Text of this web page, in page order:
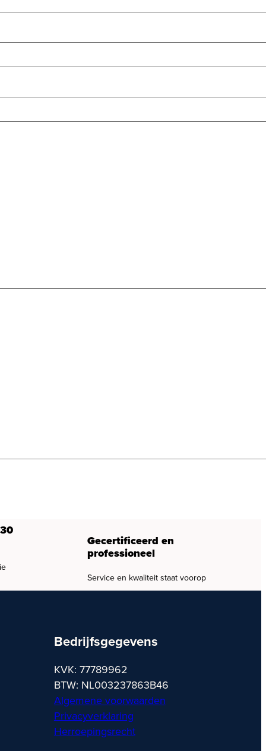
Gecertificeerd en
professioneel
Service en kwaliteit staat voorop
Bedrijfsgegevens
KVK: 77789962
BTW: NL003237863B46
Algemene voorwaarden
Privacyverklaring
Herroepingsrecht